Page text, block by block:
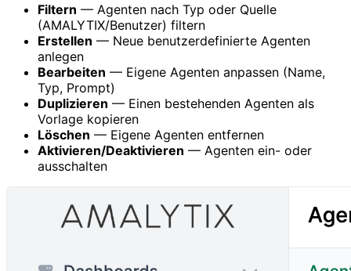
Filtern — Agenten nach Typ oder Quelle
(AMALYTIX/Benutzer) filtern
Erstellen — Neue benutzerdefinierte Agenten
anlegen
Bearbeiten — Eigene Agenten anpassen (Name,
Typ, Prompt)
Duplizieren — Einen bestehenden Agenten als
Vorlage kopieren
Löschen — Eigene Agenten entfernen
Aktivieren/Deaktivieren — Agenten ein- oder
ausschalten